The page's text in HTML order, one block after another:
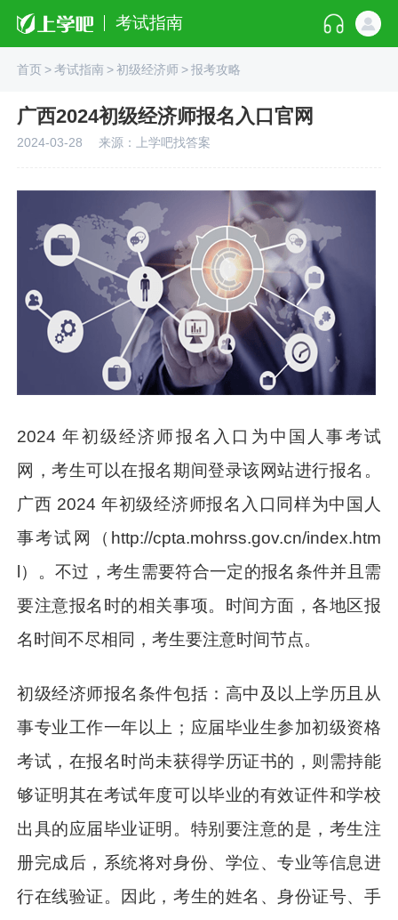
考试指南
首页>考试指南>初级经济师>报考攻略
广西2024初级经济师报名入口官网
2024-03-28 来源：上学吧找答案
2024 年初级经济师报名入口为中国人事考试
网，考生可以在报名期间登录该网站进行报名。
广西 2024 年初级经济师报名入口同样为中国人
事考试网（http://cpta.mohrss.gov.cn/index.htm
l）。不过，考生需要符合一定的报名条件并且需
要注意报名时的相关事项。时间方面，各地区报
名时间不尽相同，考生要注意时间节点。
初级经济师报名条件包括：高中及以上学历且从
事专业工作一年以上；应届毕业生参加初级资格
考试，在报名时尚未获得学历证书的，则需持能
够证明其在考试年度可以毕业的有效证件和学校
出具的应届毕业证明。特别要注意的是，考生注
册完成后，系统将对身份、学位、专业等信息进
行在线验证。因此，考生的姓名、身份证号、手